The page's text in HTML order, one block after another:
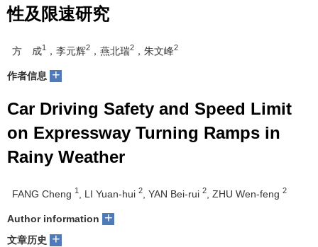
性及限速研究
方 成1 ，李元辉2 ，燕北瑞2 ，朱文峰2
作者信息 +
Car Driving Safety and Speed Limit
on Expressway Turning Ramps in
Rainy Weather
FANG Cheng 1 , LI Yuan-hui 2 , YAN Bei-rui 2 , ZHU Wen-feng 2
Author information +
文章历史 +